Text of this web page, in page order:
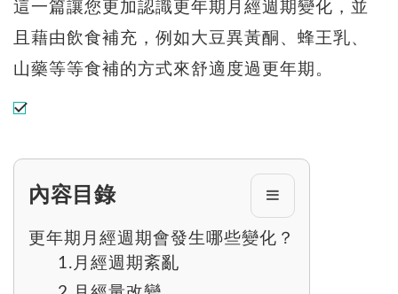
這一篇讓您更加認識更年期月經週期變化，並
且藉由飲食補充，例如大豆異黃酮、蜂王乳、
山藥等等食補的方式來舒適度過更年期。
內容目錄
更年期月經週期會發生哪些變化？
1.月經週期紊亂